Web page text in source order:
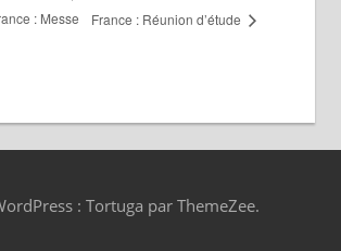
: Messe
France : Réunion d’étude
: Tortuga par ThemeZee.